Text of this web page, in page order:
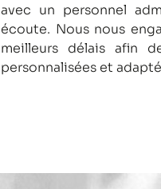
avec un personnel
écoute. Nous nous
meilleurs délais afin
personnalisées et